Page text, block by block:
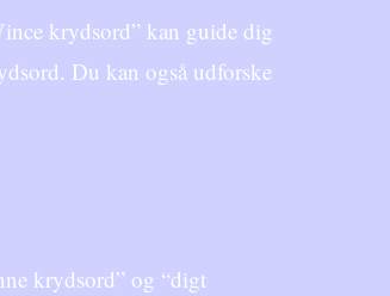
krydsord” kan guide dig
Du kan også udforske
krydsord” og “digt